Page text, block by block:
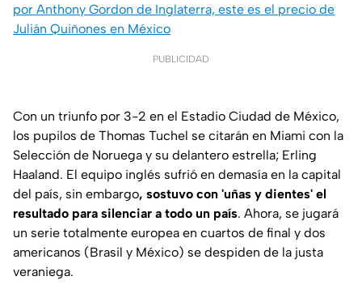
por Anthony Gordon de Inglaterra, este es el precio de
Julián Quiñones en México
PUBLICIDAD
Con un triunfo por 3-2 en el Estadio Ciudad de México,
los pupilos de Thomas Tuchel se citarán en Miami con la
Selección de Noruega y su delantero estrella; Erling
Haaland. El equipo inglés sufrió en demasía en la capital
del país, sin embargo, sostuvo con 'uñas y dientes' el
resultado para silenciar a todo un país. Ahora, se jugará
un serie totalmente europea en cuartos de final y dos
americanos (Brasil y México) se despiden de la justa
veraniega.